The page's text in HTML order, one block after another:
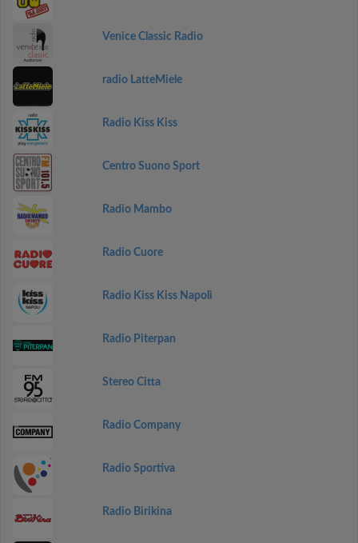
Venice Classic Radio
radio LatteMiele
Radio Kiss Kiss
Centro Suono Sport
Radio Mambo
Radio Cuore
Radio Kiss Kiss Napoli
Radio Piterpan
Stereo Citta
Radio Company
Radio Sportiva
Radio Birikina